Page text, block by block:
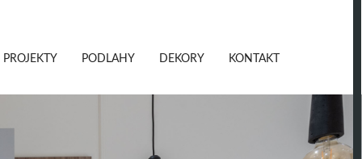
PROJEKTY PODLAHY DEKORY KONTAKT